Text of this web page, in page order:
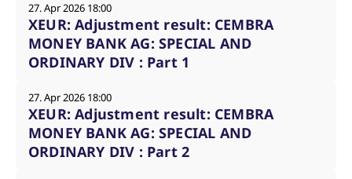
27. Apr 2026 18:00
XEUR: Adjustment result: CEMBRA
MONEY BANK AG: SPECIAL AND
ORDINARY DIV : Part 1
27. Apr 2026 18:00
XEUR: Adjustment result: CEMBRA
MONEY BANK AG: SPECIAL AND
ORDINARY DIV : Part 2